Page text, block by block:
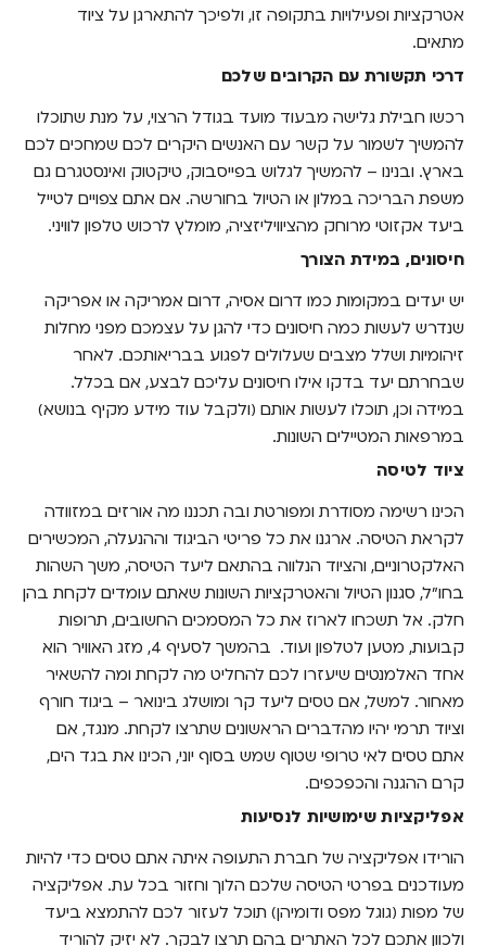
אטרקציות ופעילויות בתקופה זו, ולפיכך להתארגן על ציוד
מתאים.
דרכי תקשורת עם הקרובים שלכם
רכשו חבילת גלישה מבעוד מועד בגודל הרצוי, על מנת שתוכלו
להמשיך לשמור על קשר עם האנשים היקרים לכם שמחכים לכם
בארץ. ובנינו – להמשיך לגלוש בפייסבוק, טיקטוק ואינסטגרם גם
משפת הבריכה במלון או הטיול בחורשה. אם אתם צפויים לטייל
ביעד אקזוטי מרוחק מהציוויליזציה, מומלץ לרכוש טלפון לוויני.
חיסונים, במידת הצורך
יש יעדים במקומות כמו דרום אסיה, דרום אמריקה או אפריקה
שנדרש לעשות כמה חיסונים כדי להגן על עצמכם מפני מחלות
זיהומיות ושלל מצבים שעלולים לפגוע בבריאותכם. לאחר
שבחרתם יעד בדקו אילו חיסונים עליכם לבצע, אם בכלל.
במידה וכן, תוכלו לעשות אותם (ולקבל עוד מידע מקיף בנושא)
במרפאות המטיילים השונות.
ציוד לטיסה
הכינו רשימה מסודרת ומפורטת ובה תכננו מה אורזים במזוודה
לקראת הטיסה. ארגנו את כל פריטי הביגוד וההנעלה, המכשירים
האלקטרוניים, והציוד הנלווה בהתאם ליעד הטיסה, משך השהות
בחו"ל, סגנון הטיול והאטרקציות השונות שאתם עומדים לקחת בהן
חלק. אל תשכחו לארוז את כל המסמכים החשובים, תרופות
קבועות, מטען לטלפון ועוד.
בהמשך לסעיף 4, מזג האוויר הוא
אחד האלמנטים שיעזרו לכם להחליט מה לקחת ומה להשאיר
מאחור. למשל, אם טסים ליעד קר ומושלג בינואר – ביגוד חורף
וציוד תרמי יהיו מהדברים הראשונים שתרצו לקחת. מנגד, אם
אתם טסים לאי טרופי שטוף שמש בסוף יוני, הכינו את בגד הים,
קרם ההגנה והכפכפים.
אפליקציות שימושיות לנסיעות
הורידו אפליקציה של חברת התעופה איתה אתם טסים כדי להיות
מעודכנים בפרטי הטיסה שלכם הלוך וחזור בכל עת. אפליקציה
של מפות (גוגל מפס ודומיהן) תוכל לעזור לכם להתמצא ביעד
ולכוון אתכם לכל האתרים בהם תרצו לבקר. לא יזיק להוריד